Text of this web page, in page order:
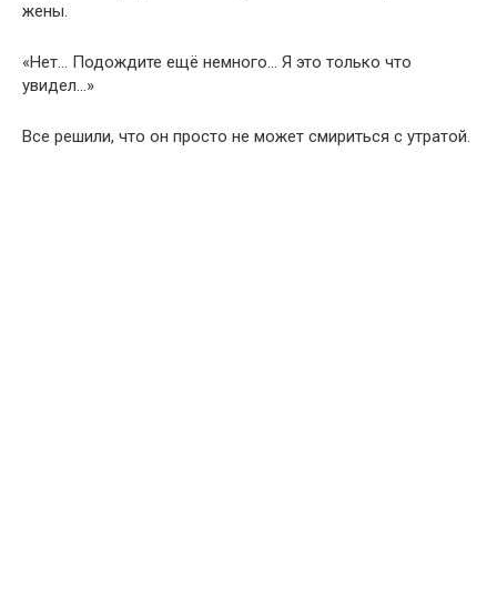
жены.
«Нет… Подождите ещё немного… Я это только что
увидел…»
Все решили, что он просто не может смириться с утратой.